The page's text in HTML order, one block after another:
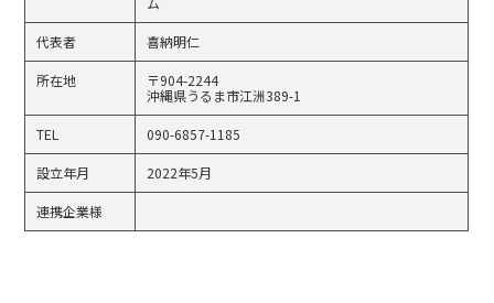
代表者 喜納明仁
所在地
〒904-2244
沖縄県うるま市江洲389-1
TEL 090-6857-1185
設立年月 2022年5月
連携企業様